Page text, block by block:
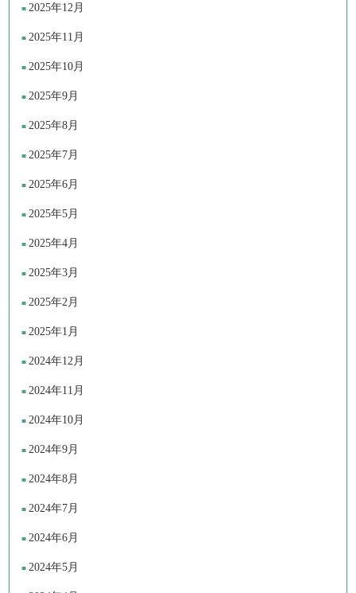
2025年12月
2025年11月
2025年10月
2025年9月
2025年8月
2025年7月
2025年6月
2025年5月
2025年4月
2025年3月
2025年2月
2025年1月
2024年12月
2024年11月
2024年10月
2024年9月
2024年8月
2024年7月
2024年6月
2024年5月